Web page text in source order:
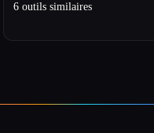
6 outils similaires